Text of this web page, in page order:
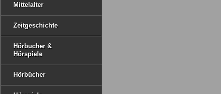
Mittelalter
Zeitgeschichte
Hörbucher &
Hörspiele
Hörbücher